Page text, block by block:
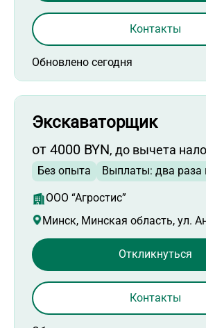
Обновлено сегодня
Контакты
Экскаваторщик
от 4000 BYN, до вычета
Без опыта Выплаты: два раза
ООО “Агростис”
Минск, Минская область, ул.
Откликнуться
Контакты